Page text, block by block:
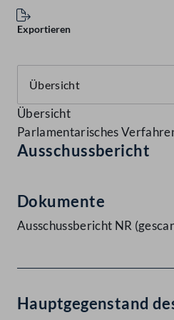
Exportieren
Übersicht
Parlamentarisches
Ausschussbericht
Dokumente
Ausschussbericht NR
Hauptgegenstand